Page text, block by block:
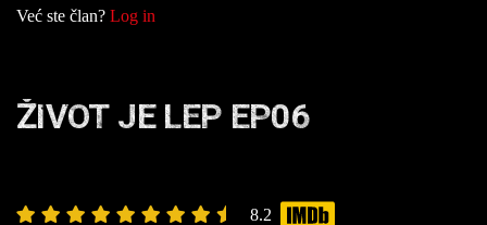
Već ste član? Log in
ŽIVOT JE LEP EP06
8.2